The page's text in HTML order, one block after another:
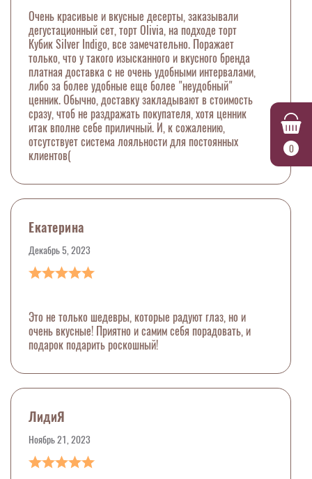
0
Очень красивые и вкусные десерты, заказывали
дегустационный сет, торт Olivia, на подходе торт
Кубик Silver Indigo, все замечательно. Поражает
только, что у такого изысканного и вкусного бренда
платная доставка с не очень удобными интервалами,
либо за более удобные еще более "неудобный"
ценник. Обычно, доставку закладывают в стоимость
сразу, чтоб не раздражать покупателя, хотя ценник
итак вполне себе приличный. И, к сожалению,
отсутствует система лояльности для постоянных
клиентов(
Екатерина
Декабрь 5, 2023
Это не только шедевры, которые радуют глаз, но и
очень вкусные! Приятно и самим себя порадовать, и
подарок подарить роскошный!
ЛидиЯ
Ноябрь 21, 2023